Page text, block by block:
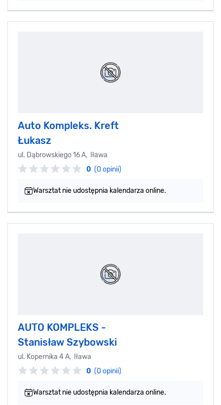
Auto Kompleks. Kreft
Łukasz
ul. Dąbrowskiego 16 A, Iława
0 (0 opinii)
Warsztat nie udostępnia kalendarza online.
AUTO KOMPLEKS -
Stanisław Szybowski
ul. Kopernika 4 A, Iława
0 (0 opinii)
Warsztat nie udostępnia kalendarza online.